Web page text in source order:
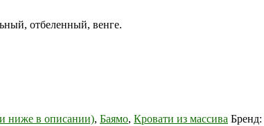
отбеленный, венге.
в описании), Баямо, Кровати из массива Бренд: